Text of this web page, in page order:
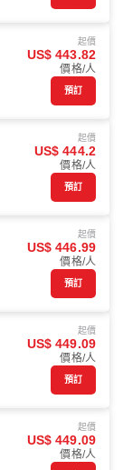
起價
US$ 443.82
價格/人
預訂
起價
US$ 444.2
價格/人
預訂
起價
US$ 446.99
價格/人
預訂
起價
US$ 449.09
價格/人
預訂
起價
US$ 449.09
價格/人